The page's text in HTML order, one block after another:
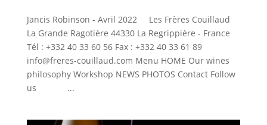
Jancis Robinson - Avril 2022 Les Frères Couillaud
La Grande Ragotière 44330 La Regrippière - France
Tél : +332 40 33 60 56 Fax : +332 40 33 61 89
info@freres-couillaud.com Menu HOME Our wines
philosophy Workshop NEWS PHOTOS Contact Follow
us ...